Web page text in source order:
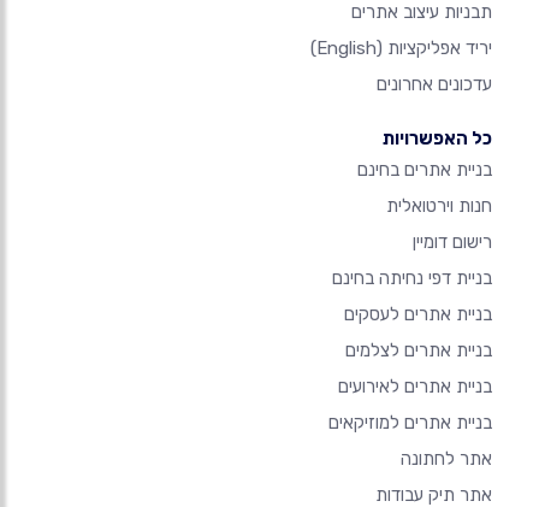
תבניות עיצוב אתרים
יריד אפליקציות (English)
עדכונים אחרונים
כל האפשרויות
בניית אתרים בחינם
חנות וירטואלית
רישום דומיין
בניית דפי נחיתה בחינם
בניית אתרים לעסקים
בניית אתרים לצלמים
בניית אתרים לאירועים
בניית אתרים למוזיקאים
אתר לחתונה
אתר תיק עבודות